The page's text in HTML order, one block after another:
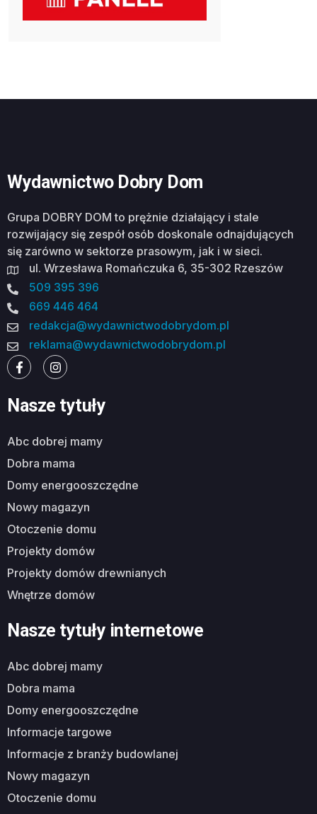
Wydawnictwo Dobry Dom
Grupa DOBRY DOM to prężnie działający i stale
rozwijający się zespół osób doskonale odnajdujących
się zarówno w sektorze prasowym, jak i w sieci.
ul. Wrzesława Romańczuka 6, 35-302 Rzeszów
509 395 396
669 446 464
redakcja@wydawnictwodobrydom.pl
reklama@wydawnictwodobrydom.pl
Nasze tytuły
abc dobrej mamy
dobra mama
domy energooszczędne
nowy magazyn
otoczenie domu
projekty domów
projekty domów drewnianych
wnętrze domów
Nasze tytuły internetowe
abc dobrej mamy
dobra mama
domy energooszczędne
informacje targowe
informacje z branży budowlanej
nowy magazyn
otoczenie domu